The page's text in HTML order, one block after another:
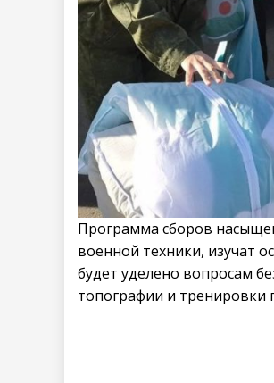
Программа сборов
военной техники, изучат
будет уделено вопросам
топографии и тренировки